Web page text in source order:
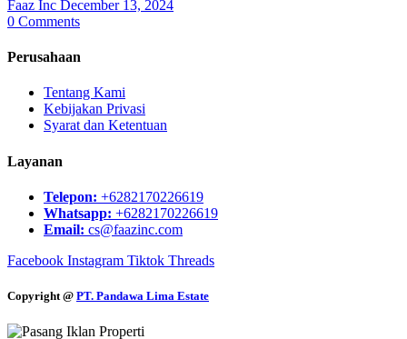
Faaz Inc December 13, 2024
0 Comments
Perusahaan
Tentang Kami
Kebijakan Privasi
Syarat dan Ketentuan
Layanan
Telepon: +6282170226619
Whatsapp: +6282170226619
Email: cs@faazinc.com
Facebook Instagram Tiktok Threads
Copyright @ PT. Pandawa Lima Estate